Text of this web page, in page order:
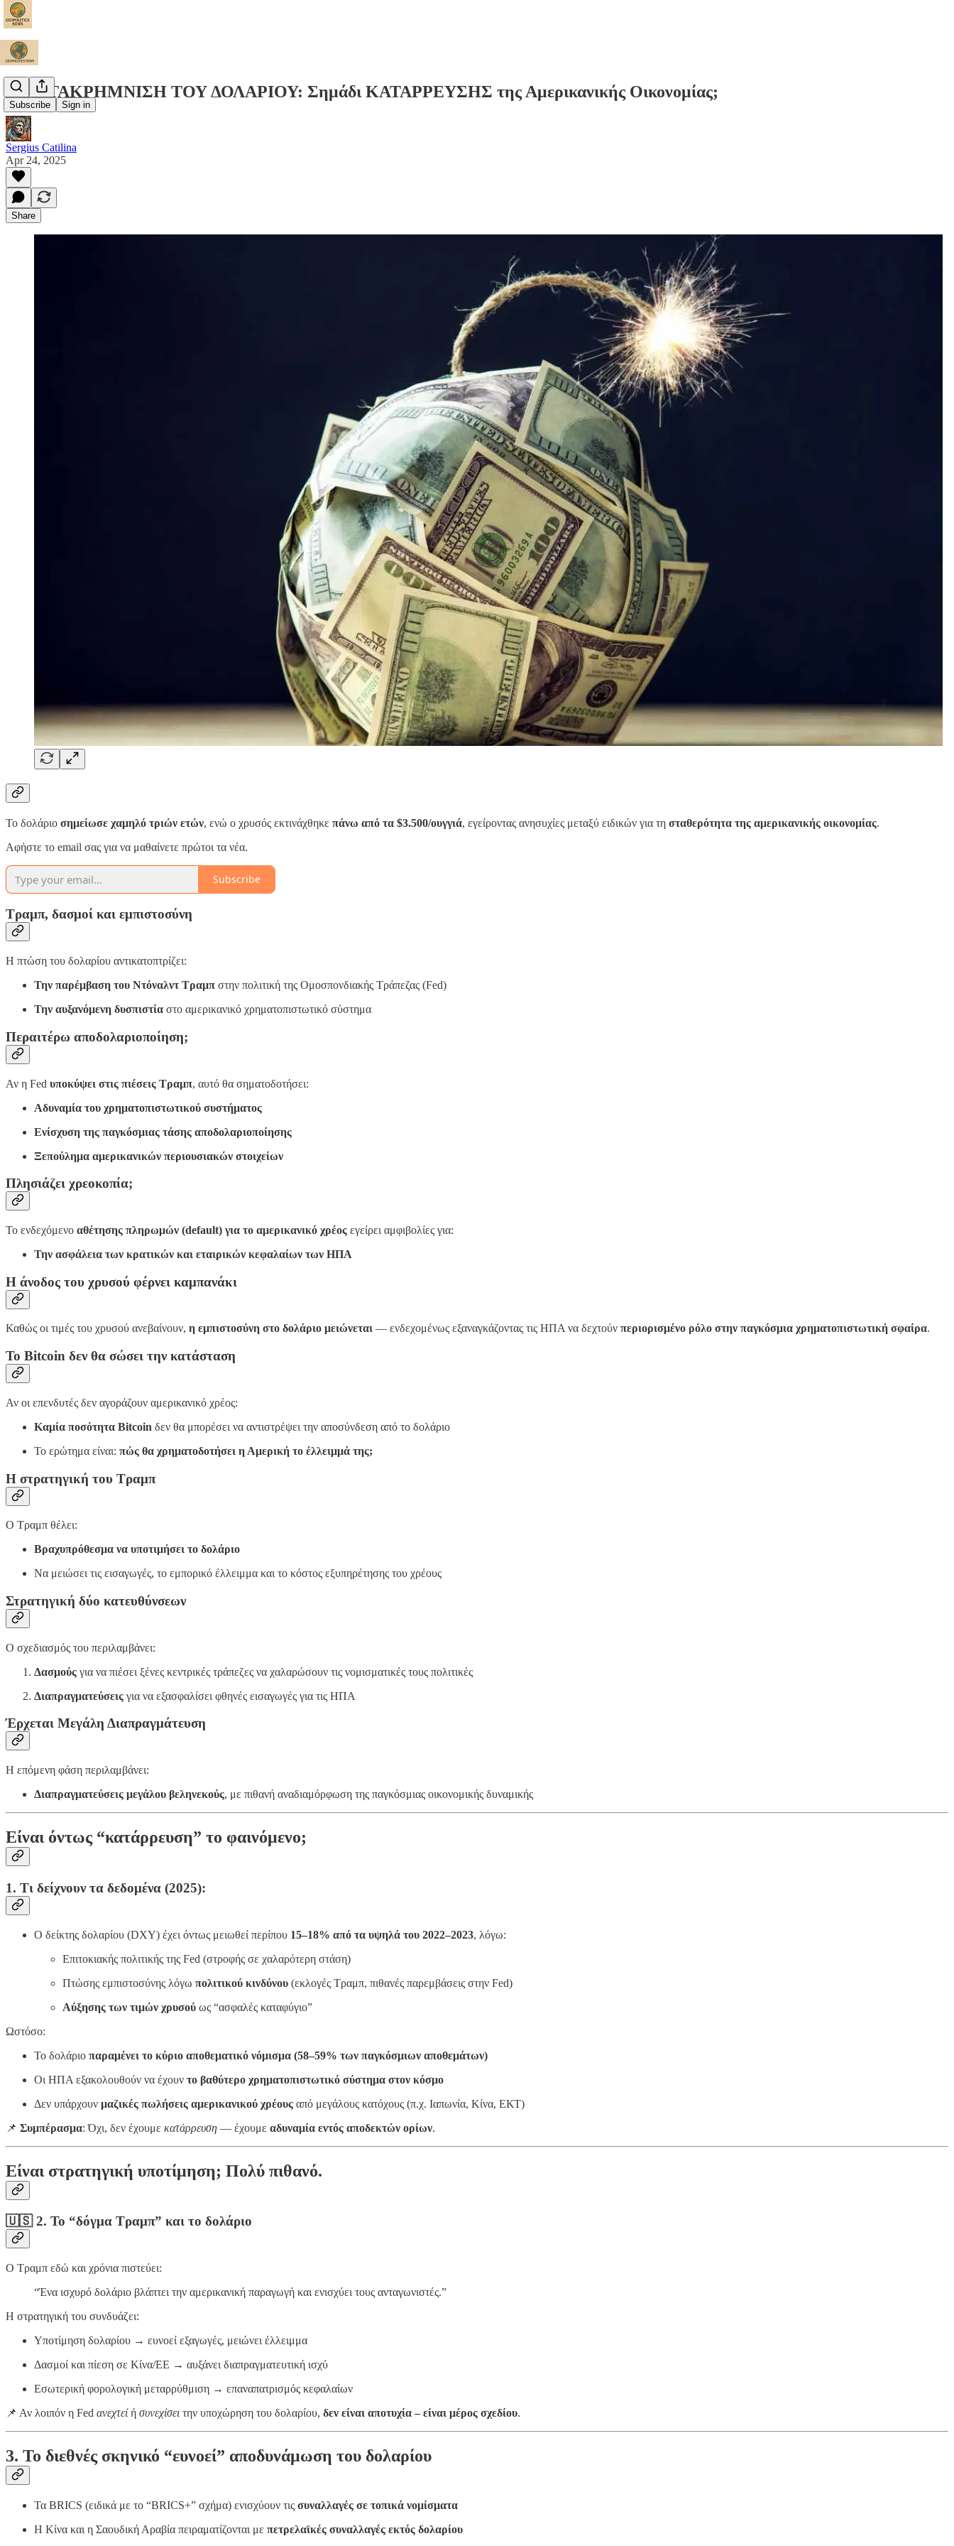
Subscribe Sign in
Η ΚΑΤΑΚΡΗΜΝΙΣΗ ΤΟΥ ΔΟΛΑΡΙΟΥ: Σημάδι ΚΑΤΑΡΡΕΥΣΗΣ της Αμερικανικής Οικονομίας;
Sergius Catilina
Apr 24, 2025
Share
Το δολάριο σημείωσε χαμηλό τριών ετών, ενώ ο χρυσός εκτινάχθηκε πάνω από τα $3.500/ουγγιά, εγείροντας ανησυχίες μεταξύ ειδικών για τη σταθερότητα της αμερικανικής οικονομίας.
Αφἠστε το email σας για να μαθαίνετε πρώτοι τα νέα.
Subscribe
Τραμπ, δασμοί και εμπιστοσύνη
Η πτώση του δολαρίου αντικατοπτρίζει:
Την παρέμβαση του Ντόναλντ Τραμπ στην πολιτική της Ομοσπονδιακής Τράπεζας (Fed)
Την αυξανόμενη δυσπιστία στο αμερικανικό χρηματοπιστωτικό σύστημα
Περαιτέρω αποδολαριοποίηση;
Αν η Fed υποκύψει στις πιέσεις Τραμπ, αυτό θα σηματοδοτήσει:
Αδυναμία του χρηματοπιστωτικού συστήματος
Ενίσχυση της παγκόσμιας τάσης αποδολαριοποίησης
Ξεπούλημα αμερικανικών περιουσιακών στοιχείων
Πλησιάζει χρεοκοπία;
Το ενδεχόμενο αθέτησης πληρωμών (default) για το αμερικανικό χρέος εγείρει αμφιβολίες για:
Την ασφάλεια των κρατικών και εταιρικών κεφαλαίων των ΗΠΑ
Η άνοδος του χρυσού φέρνει καμπανάκι
Καθώς οι τιμές του χρυσού ανεβαίνουν, η εμπιστοσύνη στο δολάριο μειώνεται — ενδεχομένως εξαναγκάζοντας τις ΗΠΑ να δεχτούν περιορισμένο ρόλο στην παγκόσμια χρηματοπιστωτική σφαίρα.
Το Bitcoin δεν θα σώσει την κατάσταση
Αν οι επενδυτές δεν αγοράζουν αμερικανικό χρέος:
Καμία ποσότητα Bitcoin δεν θα μπορέσει να αντιστρέψει την αποσύνδεση από το δολάριο
Το ερώτημα είναι: πώς θα χρηματοδοτήσει η Αμερική το έλλειμμά της;
Η στρατηγική του Τραμπ
Ο Τραμπ θέλει:
Βραχυπρόθεσμα να υποτιμήσει το δολάριο
Να μειώσει τις εισαγωγές, το εμπορικό έλλειμμα και το κόστος εξυπηρέτησης του χρέους
Στρατηγική δύο κατευθύνσεων
Ο σχεδιασμός του περιλαμβάνει:
Δασμούς για να πιέσει ξένες κεντρικές τράπεζες να χαλαρώσουν τις νομισματικές τους πολιτικές
Διαπραγματεύσεις για να εξασφαλίσει φθηνές εισαγωγές για τις ΗΠΑ
Έρχεται Μεγάλη Διαπραγμάτευση
Η επόμενη φάση περιλαμβάνει:
Διαπραγματεύσεις μεγάλου βεληνεκούς, με πιθανή αναδιαμόρφωση της παγκόσμιας οικονομικής δυναμικής
Είναι όντως “κατάρρευση” το φαινόμενο;
1. Τι δείχνουν τα δεδομένα (2025):
Ο δείκτης δολαρίου (DXY) έχει όντως μειωθεί περίπου 15–18% από τα υψηλά του 2022–2023, λόγω:
Επιτοκιακής πολιτικής της Fed (στροφής σε χαλαρότερη στάση)
Πτώσης εμπιστοσύνης λόγω πολιτικού κινδύνου (εκλογές Τραμπ, πιθανές παρεμβάσεις στην Fed)
Αύξησης των τιμών χρυσού ως “ασφαλές καταφύγιο”
Ωστόσο:
Το δολάριο παραμένει το κύριο αποθεματικό νόμισμα (58–59% των παγκόσμιων αποθεμάτων)
Οι ΗΠΑ εξακολουθούν να έχουν το βαθύτερο χρηματοπιστωτικό σύστημα στον κόσμο
Δεν υπάρχουν μαζικές πωλήσεις αμερικανικού χρέους από μεγάλους κατόχους (π.χ. Ιαπωνία, Κίνα, ΕΚΤ)
📌 Συμπέρασμα: Όχι, δεν έχουμε κατάρρευση — έχουμε αδυναμία εντός αποδεκτών ορίων.
Είναι στρατηγική υποτίμηση; Πολύ πιθανό.
🇺🇸2. Το “δόγμα Τραμπ” και το δολάριο
Ο Τραμπ εδώ και χρόνια πιστεύει:
“Ένα ισχυρό δολάριο βλάπτει την αμερικανική παραγωγή και ενισχύει τους ανταγωνιστές.”
Η στρατηγική του συνδυάζει:
Υποτίμηση δολαρίου → ευνοεί εξαγωγές, μειώνει έλλειμμα
Δασμοί και πίεση σε Κίνα/ΕΕ → αυξάνει διαπραγματευτική ισχύ
Εσωτερική φορολογική μεταρρύθμιση → επαναπατρισμός κεφαλαίων
📌 Αν λοιπόν η Fed ανεχτείή συνεχίσει την υποχώρηση του δολαρίου, δεν είναι αποτυχία – είναι μέρος σχεδίου.
3. Το διεθνές σκηνικό “ευνοεί” αποδυνάμωση του δολαρίου
Τα BRICS (ειδικά με το “BRICS+” σχήμα) ενισχύουν τις συναλλαγές σε τοπικά νομίσματα
Η Κίνα και η Σαουδική Αραβία πειραματίζονται με πετρελαϊκές συναλλαγές εκτός δολαρίου